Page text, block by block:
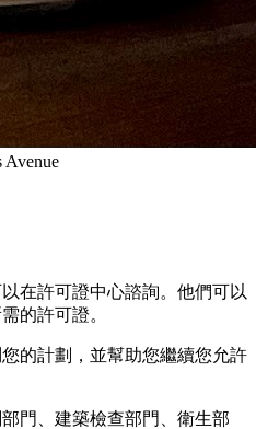
Avenue
在許可證中心諮詢。他們可以
的許可證。
的計劃，並幫助您繼續您允許
門、建築檢查部門、衛生部